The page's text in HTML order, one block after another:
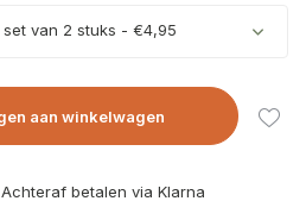
van 2 stuks - €4,95
aan winkelwagen
betalen via Klarna